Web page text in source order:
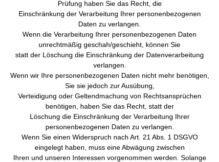
Prüfung haben Sie das Recht, die
Einschränkung der Verarbeitung Ihrer personenbezogenen
Daten zu verlangen.
Wenn die Verarbeitung Ihrer personenbezogenen Daten
unrechtmäßig geschah/geschieht, können Sie
statt der Löschung die Einschränkung der Datenverarbeitung
verlangen.
Wenn wir Ihre personenbezogenen Daten nicht mehr benötigen,
Sie sie jedoch zur Ausübung,
Verteidigung oder Geltendmachung von Rechtsansprüchen
benötigen, haben Sie das Recht, statt der
Löschung die Einschränkung der Verarbeitung Ihrer
personenbezogenen Daten zu verlangen.
Wenn Sie einen Widerspruch nach Art. 21 Abs. 1 DSGVO
eingelegt haben, muss eine Abwägung zwischen
Ihren und unseren Interessen vorgenommen werden. Solange